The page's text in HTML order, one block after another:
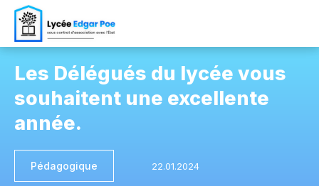
Les Délégués du lycée vous
souhaitent une excellente
année.
Pédagogique